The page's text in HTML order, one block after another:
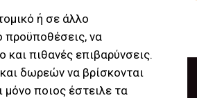
ή σε άλλο
προϋποθέσεις, να
πιθανές επιβαρύνσεις.
δωρεών να βρίσκονται
ποιος έστειλε τα